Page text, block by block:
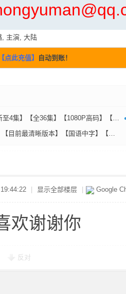
, 主演, 大陆
点此充值】 自动到账！
码】【国语中字】【单集/0.5G】【大陆： 剧情 / 动作】【主演: 欧豪 / 蓝盈莹】
/ 奇幻 / 冒险】【3.22GB】【主演: 陈浩 / 李绍哲】【上映日期: 2026-07-18(中国大陆)】【片长:144分钟】
显示全部楼层 Google
欢谢谢你
反对